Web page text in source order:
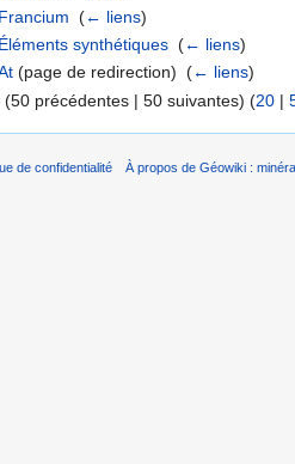
Francium ‎(← liens)
Éléments synthétiques ‎(← liens)
(page de redirection) ‎(← liens)
(50 précédentes | 50 suivantes) (20 |
de confidentialité À propos de Géowiki :